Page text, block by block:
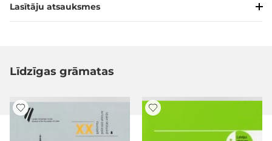
Lasītāju atsauksmes
Līdzīgas grāmatas